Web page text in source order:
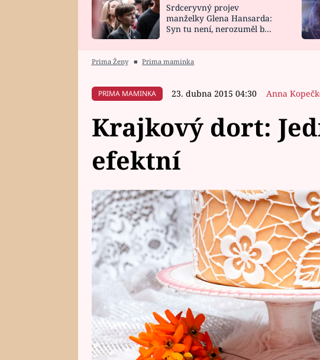
HOROSKOP NA
CELEBRITY
VAŘENÍ
Srdceryvný projev
manželky Glena Hansarda:
Syn tu není, nerozuměl by
Prima Ženy ■ Prima maminka
PRIMA MAMINKA 23. dubna 2015 04:30 Anna
Krajkový dort:
efektní